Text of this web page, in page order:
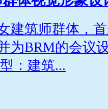
建筑师群体，
为BRM的会议
：建筑...